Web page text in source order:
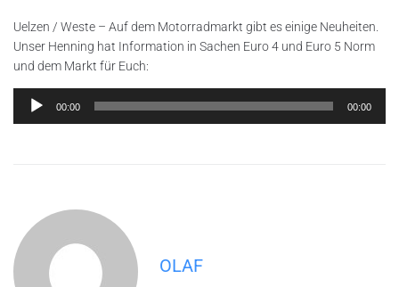
Uelzen / Weste – Auf dem Motorradmarkt gibt es einige Neuheiten.
Unser Henning hat Information in Sachen Euro 4 und Euro 5 Norm
und dem Markt für Euch:
Audio-
Player
00:00 00:00
OLAF